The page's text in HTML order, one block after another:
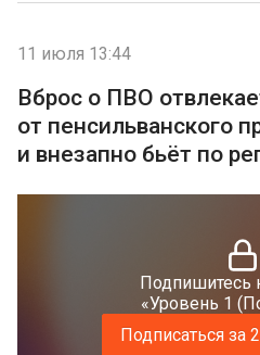
11 июля 13:44
Вброс о ПВО
от пенсильванского
и внезапно бьёт по
Подпишитесь
«Уровень 1
Подписаться за